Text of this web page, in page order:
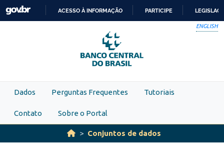
Skip to main content
PARA
O
CONTEÚDO
ACESSO À INFORMAÇÃO PARTICIPE
ENGLISH
Dados Perguntas Frequentes Tutoriais
Contato Sobre o Portal
Conjuntos de dados